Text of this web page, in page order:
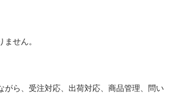
せん。
がら、受注対応、出荷対応、商品管理、問い